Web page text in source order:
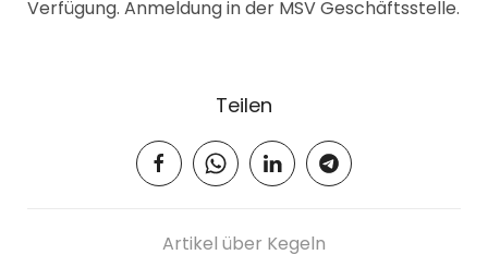
Verfügung. Anmeldung in der MSV Geschäftsstelle.
Teilen
Artikel über Kegeln